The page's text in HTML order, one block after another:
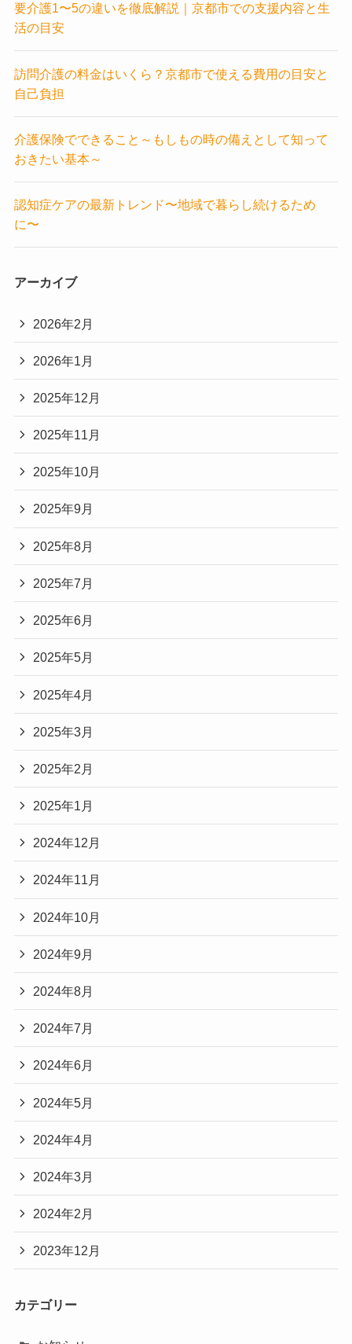
要介護1〜5の違いを徹底解説｜京都市での支援内容と生
活の目安
訪問介護の料金はいくら？京都市で使える費用の目安と
自己負担
介護保険でできること～もしもの時の備えとして知って
おきたい基本～
認知症ケアの最新トレンド〜地域で暮らし続けるため
に〜
アーカイブ
2026年2月
2026年1月
2025年12月
2025年11月
2025年10月
2025年9月
2025年8月
2025年7月
2025年6月
2025年5月
2025年4月
2025年3月
2025年2月
2025年1月
2024年12月
2024年11月
2024年10月
2024年9月
2024年8月
2024年7月
2024年6月
2024年5月
2024年4月
2024年3月
2024年2月
2023年12月
カテゴリー